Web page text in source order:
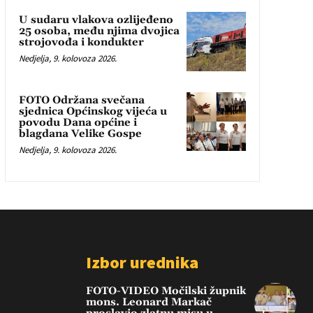
U sudaru vlakova ozlijeđeno
25 osoba, među njima dvojica
strojovođa i kondukter
Nedjelja, 9. kolovoza 2026.
FOTO Održana svečana
sjednica Općinskog vijeća u
povodu Dana općine i
blagdana Velike Gospe
Nedjelja, 9. kolovoza 2026.
Izbor urednika
FOTO-VIDEO Močilski župnik
mons. Leonard Markač